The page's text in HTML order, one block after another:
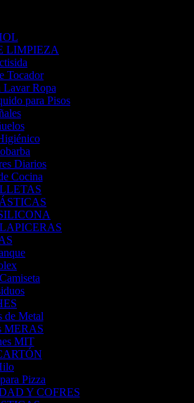
LIMPIEZA
Tocador
Lavar Ropa
para Pisos
Diarios
Cocina
de Metal
MERAS
MIT
Pizza
Y COFRES